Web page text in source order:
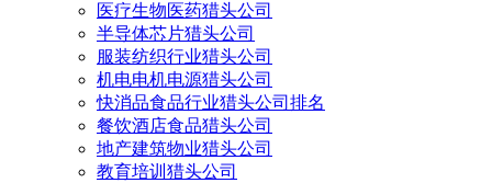
医疗生物医药猎头公司
半导体芯片猎头公司
服装纺织行业猎头公司
机电电机电源猎头公司
快消品食品行业猎头公司排名
餐饮酒店食品猎头公司
地产建筑物业猎头公司
教育培训猎头公司